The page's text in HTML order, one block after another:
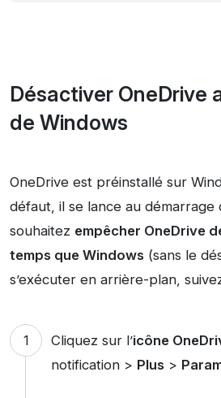
Désactiver OneDrive
de Windows
OneDrive est préinstallé sur
défaut, il se lance au démarrage
souhaitez empêcher OneDrive
temps que Windows (sans le
s’exécuter en arrière-plan,
Cliquez sur l’icône
notification > Plus>